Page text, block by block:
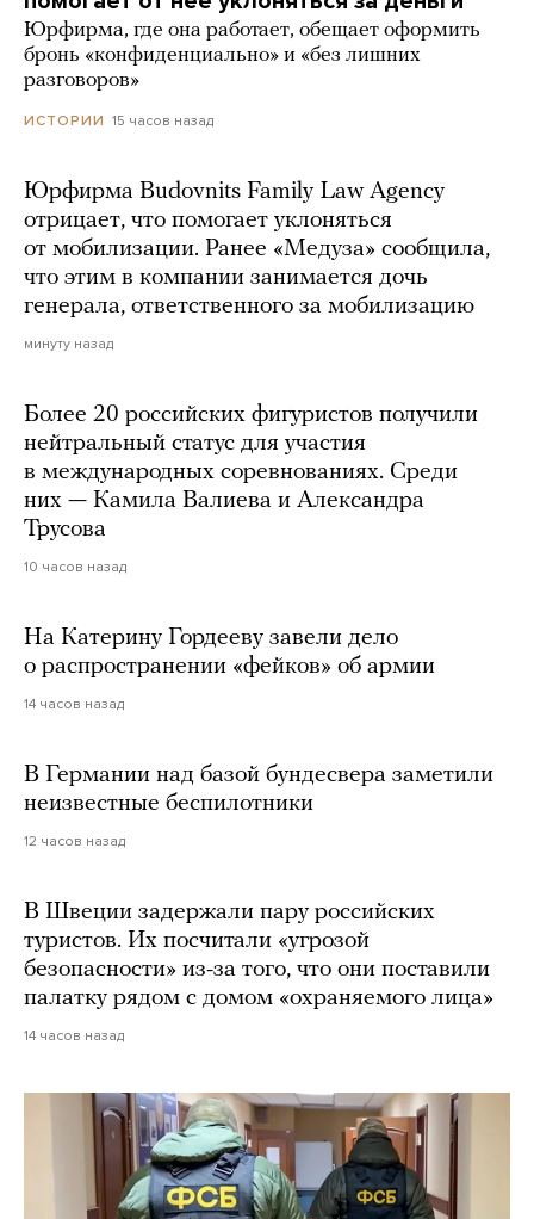
Юрфирма, где она работает, обещает оформить
бронь «конфиденциально» и «без лишних
разговоров»
ИСТОРИИ 15 часов назад
Юрфирма Budovnits Family Law Agency
отрицает, что помогает уклоняться
от мобилизации. Ранее «Медуза» сообщила,
что этим в компании занимается дочь
генерала, ответственного за мобилизацию
минуту назад
Более 20 российских фигуристов получили
нейтральный статус для участия
в международных соревнованиях. Среди
них — Камила Валиева и Александра
Трусова
10 часов назад
На Катерину Гордееву завели дело
о распространении «фейков» об армии
14 часов назад
В Германии над базой бундесвера заметили
неизвестные беспилотники
12 часов назад
В Швеции задержали пару российских
туристов. Их посчитали «угрозой
безопасности» из-за того, что они поставили
палатку рядом с домом «охраняемого лица»
14 часов назад